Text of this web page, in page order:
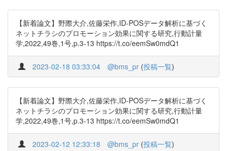
【新着論文】野際大介,佐藤栄作,ID-POSデータ解析に基づく
ネットチラシのプロモーション効果に関する研究,行動計量
学,2022,49巻,1号,p.3-13 https://t.co/eemSw0mdQ1
2023-02-18 03:33:04 @bms_pr (投稿一覧)
【新着論文】野際大介,佐藤栄作,ID-POSデータ解析に基づく
ネットチラシのプロモーション効果に関する研究,行動計量
学,2022,49巻,1号,p.3-13 https://t.co/eemSw0mdQ1
2023-02-12 12:33:18 @bms_pr (投稿一覧)